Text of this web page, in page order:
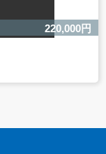
220,000円